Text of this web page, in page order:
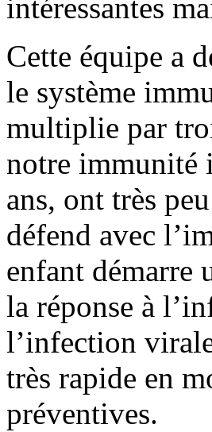
intéressantes
Cette équipe a
le système
multiplie par
notre immunité
ans, ont très
défend avec
enfant démarre
la réponse à
l’infection
très rapide en
préventives.